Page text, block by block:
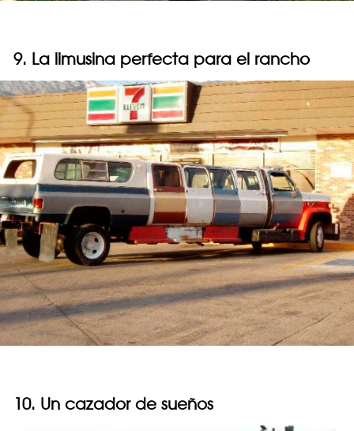
9. La limusina perfecta para el rancho
10. Un cazador de sueños